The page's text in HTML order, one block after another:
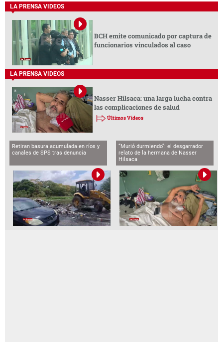
LA PRENSA VIDEOS
BCH emite comunicado por captura de
funcionarios vinculados al caso
LA PRENSA VIDEOS
Nasser Hilsaca: una larga lucha contra
las complicaciones de salud
Últimos Videos
Retiran basura acumulada en ríos y
canales de SPS tras denuncia
“Murió durmiendo”: el desgarrador
relato de la hermana de Nasser
Hilsaca